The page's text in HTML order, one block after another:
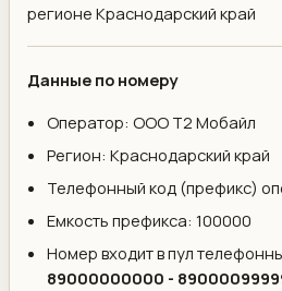
регионе Краснодарский край
Данные по номеру
Оператор: ООО Т2 Мобайл
Регион: Краснодарский край
Телефонный код (префикс)
Емкость префикса: 100000
Номер входит в пул
89000000000 -